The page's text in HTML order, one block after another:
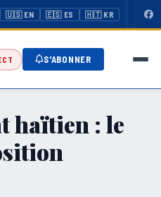
🇺🇸 EN 🇪🇸 ES 🇭🇹 KR
S'ABONNER
haïtien : le